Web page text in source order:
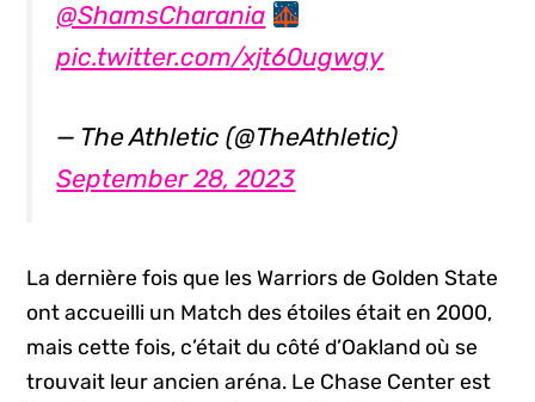
@ShamsCharania
pic.twitter.com/xjt60ugwgy
— The Athletic (@TheAthletic)
September 28, 2023
La dernière fois que les Warriors de Golden State
ont accueilli un Match des étoiles était en 2000,
mais cette fois, c’était du côté d’Oakland où se
trouvait leur ancien aréna. Le Chase Center est